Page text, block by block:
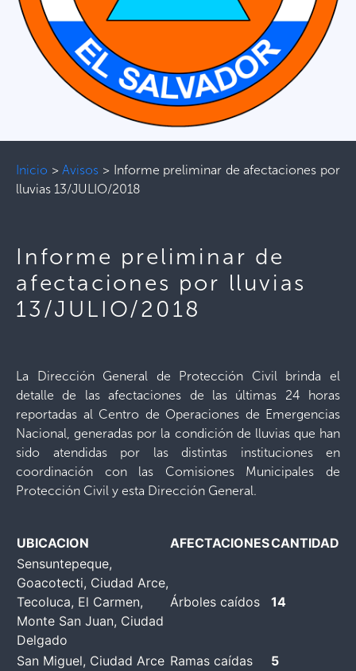
Inicio >Avisos > Informe preliminar de afectaciones por
lluvias 13/JULIO/2018
Informe preliminar de
afectaciones por lluvias
13/JULIO/2018
La Dirección General de Protección Civil brinda el
detalle de las afectaciones de las últimas 24 horas
reportadas al Centro de Operaciones de Emergencias
Nacional, generadas por la condición de lluvias que han
sido atendidas por las distintas instituciones en
coordinación con las Comisiones Municipales de
Protección Civil y esta Dirección General.
UBICACION AFECTACIONESCANTIDAD
Sensuntepeque,
Goacotecti, Ciudad Arce,
Tecoluca, El Carmen,
Monte San Juan, Ciudad
Delgado
Árboles caídos 14
San Miguel, Ciudad Arce Ramas caídas
5